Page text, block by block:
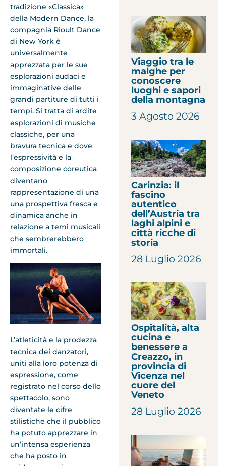
tradizione «Classica»
della Modern Dance, la
compagnia Rioult Dance
di New York è
universalmente
apprezzata per le sue
esplorazioni audaci e
immaginative delle
grandi partiture di tutti i
tempi. Si tratta di ardite
esplorazioni di musiche
classiche, per una
bravura tecnica e dove
l’espressività e la
composizione coreutica
diventano
rappresentazione di una
una prospettiva fresca e
dinamica anche in
relazione a temi musicali
che sembrerebbero
immortali.
L’atleticità e la prodezza
tecnica dei danzatori,
uniti alla loro potenza di
espressione, come
registrato nel corso dello
spettacolo, sono
diventate le cifre
stilistiche che il pubblico
ha potuto apprezzare in
un’intensa esperienza
che ha posto in
Viaggio tra le
malghe per
conoscere
luoghi e sapori
della montagna
3 Agosto 2026
Carinzia: il
fascino
autentico
dell’Austria tra
laghi alpini e
città ricche di
storia
28 Luglio 2026
Ospitalità, alta
cucina e
benessere a
Creazzo, in
provincia di
Vicenza nel
cuore del
Veneto
28 Luglio 2026